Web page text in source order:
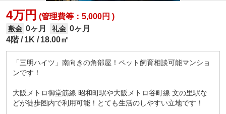
4万円 (管理費等：5,000円 )
敷金 0ヶ月 礼金 0ヶ月
4階
1K 18.00㎡
「三明ハイツ」南向きの角部屋！ペット飼育相談可能マンショ
ンです！
大阪メトロ御堂筋線 昭和町駅や大阪メトロ谷町線 文の里駅な
どが徒歩圏内で利用可能！とても生活のしやすい立地です！